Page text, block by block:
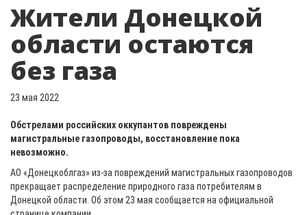
Жители Донецкой
области остаются
без газа
23 мая 2022
Обстрелами российских оккупантов повреждены
магистральные газопроводы, восстановление пока
невозможно.
АО «Донецкоблгаз» из-за повреждений магистральных газопроводов
прекращает распределение природного газа потребителям в
Донецкой области. Об этом 23 мая сообщается на официальной